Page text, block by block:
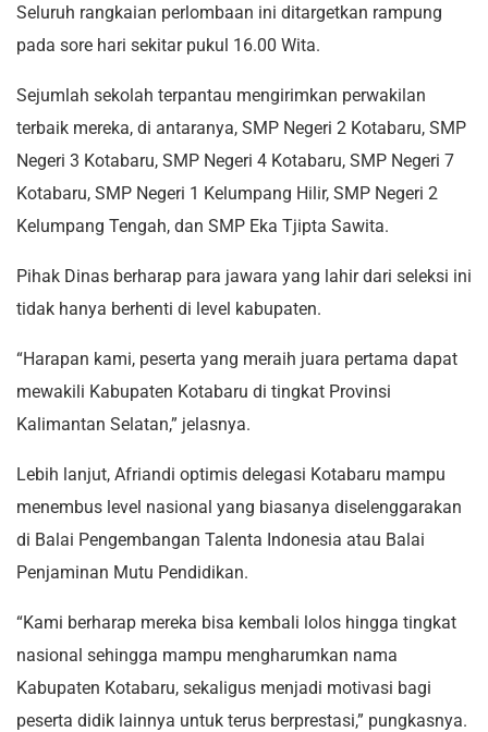
Seluruh rangkaian perlombaan ini ditargetkan rampung
pada sore hari sekitar pukul 16.00 Wita.
Sejumlah sekolah terpantau mengirimkan perwakilan
terbaik mereka, di antaranya, SMP Negeri 2 Kotabaru, SMP
Negeri 3 Kotabaru, SMP Negeri 4 Kotabaru, SMP Negeri 7
Kotabaru, SMP Negeri 1 Kelumpang Hilir, SMP Negeri 2
Kelumpang Tengah, dan SMP Eka Tjipta Sawita.
Pihak Dinas berharap para jawara yang lahir dari seleksi ini
tidak hanya berhenti di level kabupaten.
“Harapan kami, peserta yang meraih juara pertama dapat
mewakili Kabupaten Kotabaru di tingkat Provinsi
Kalimantan Selatan,” jelasnya.
Lebih lanjut, Afriandi optimis delegasi Kotabaru mampu
menembus level nasional yang biasanya diselenggarakan
di Balai Pengembangan Talenta Indonesia atau Balai
Penjaminan Mutu Pendidikan.
“Kami berharap mereka bisa kembali lolos hingga tingkat
nasional sehingga mampu mengharumkan nama
Kabupaten Kotabaru, sekaligus menjadi motivasi bagi
peserta didik lainnya untuk terus berprestasi,” pungkasnya.